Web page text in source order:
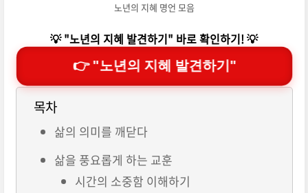
노년의 지혜 명언 모음
💡 "노년의 지혜 발견하기" 바로 확인하기! 💡
👉 "노년의 지혜 발견하기"
목차
삶의 의미를 깨닫다
삶을 풍요롭게 하는 교훈
시간의 소중함 이해하기